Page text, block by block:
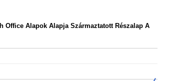
Office Alapok Alapja Származtatott Részalap A